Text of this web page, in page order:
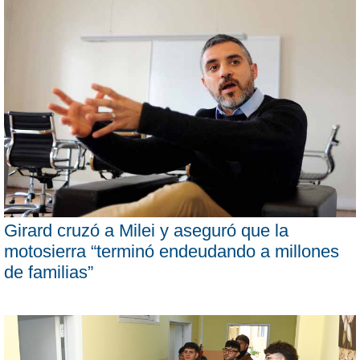
Girard cruzó a Milei y aseguró que la
motosierra “terminó endeudando a millones
de familias”